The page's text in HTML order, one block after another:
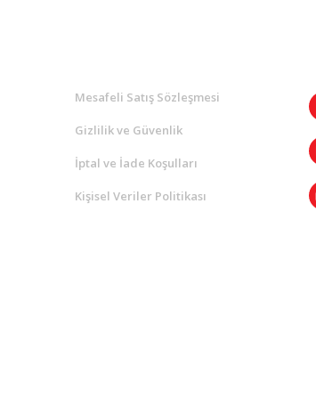
Mesafeli Satış Sözleşmesi
Gizlilik ve Güvenlik
İptal ve İade Koşulları
Kişisel Veriler Politikası